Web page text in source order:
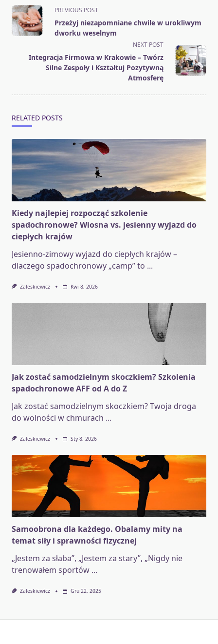
<span
class="nav-
subtitle
reader-
text">Page</span>
PREVIOUS POST
Przeżyj niezapomniane chwile w urokliwym
dworku weselnym
NEXT POST
Integracja Firmowa w Krakowie – Twórz
Silne Zespoły i Kształtuj Pozytywną
Atmosferę
RELATED POSTS
Kiedy najlepiej rozpocząć szkolenie
spadochronowe? Wiosna vs. jesienny wyjazd do
ciepłych krajów
Jesienno-zimowy wyjazd do ciepłych krajów –
dlaczego spadochronowy „camp” to ...
Zaleskiewicz Kwi 8, 2026
Jak zostać samodzielnym skoczkiem? Szkolenia
spadochronowe AFF od A do Z
Jak zostać samodzielnym skoczkiem? Twoja droga
do wolności w chmurach ...
Zaleskiewicz Sty 8, 2026
Samoobrona dla każdego. Obalamy mity na
temat siły i sprawności fizycznej
„Jestem za słaba”, „Jestem za stary”, „Nigdy nie
trenowałem sportów ...
Zaleskiewicz Gru 22, 2025